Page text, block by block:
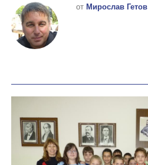
от Мирослав Гетов